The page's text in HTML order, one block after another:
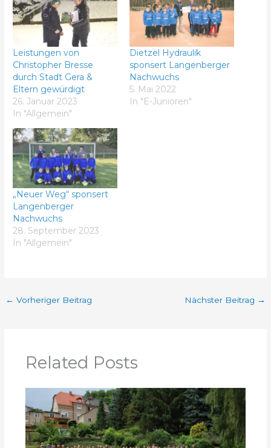
Leistungen von
Christopher Bresse
durch Stadt Gera &
Eltern gewürdigt
26. Januar 2023
In "Allgemein"
Dietzel Hydraulik
sponsert Langenberger
Nachwuchs
5. Mai 2022
In "E-Junioren"
„Neuer Weg“ sponsert
Langenberger
Nachwuchs
28. September 2023
In "Allgemein"
← Vorheriger Beitrag Nächster Beitrag →
Related Posts